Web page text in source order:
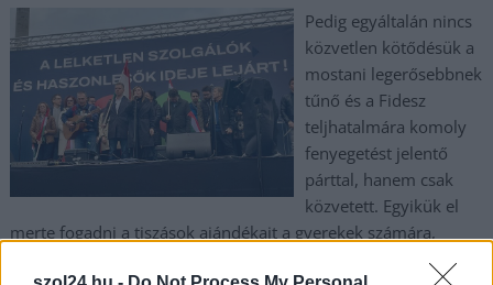
Pedig egyáltalán nincs
közvetlen kötődésük a
mostani legerősebbnek
tűnő és a Fidesz
teljhatalmára komoly
fenyegetést jelentő
párttal, hanem csak
közvetett. Egyikük el
merte fogadni a tiszások ajándékait a gyerekek számára,
másikuk pedig a TISZA Párt EP-képviselőjének anyósa, ez volt